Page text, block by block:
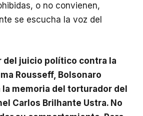
o no convienen,
se escucha la voz del
del juicio político contra la
Rousseff, Bolsonaro
la memoria del torturador del
Carlos Brilhante Ustra. No